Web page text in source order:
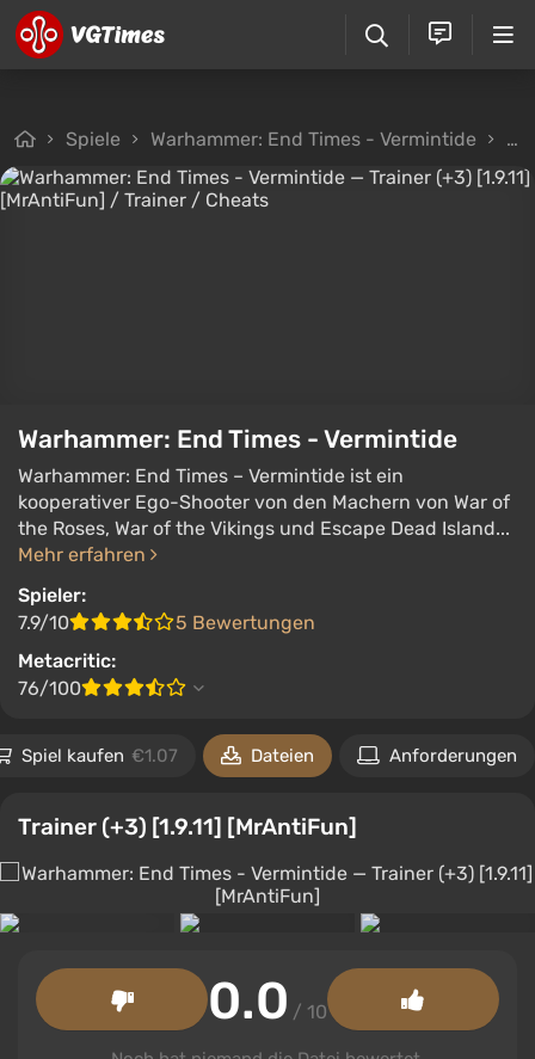
Spiele Warhammer: End Times - Vermintide
Warhammer: End Times - Vermintide
Warhammer: End Times – Vermintide ist ein
kooperativer Ego-Shooter von den Machern von War of
the Roses, War of the Vikings und Escape Dead Island...
Mehr erfahren
Spieler:
7.9/10
5 Bewertungen
Metacritic:
76/100
Spiel kaufen €1.07 Dateien Anforderungen
Trainer (+3) [1.9.11] [MrAntiFun]
0.0 / 10